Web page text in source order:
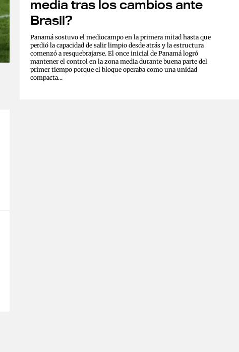
media tras los cambios ante
Brasil?
Panamá sostuvo el mediocampo en la primera mitad hasta que
perdió la capacidad de salir limpio desde atrás y la estructura
comenzó a resquebrajarse. El once inicial de Panamá logró
mantener el control en la zona media durante buena parte del
primer tiempo porque el bloque operaba como una unidad
compacta...